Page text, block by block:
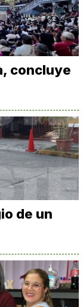
concluye
de un